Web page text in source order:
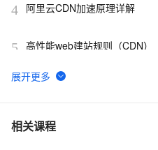
4 阿里云CDN加速原理详解
5 高性能web建站规则（CDN）
6 如何使用CDN加速给网站加速？
7 大型网站架构利器－CDN技术
相关课程